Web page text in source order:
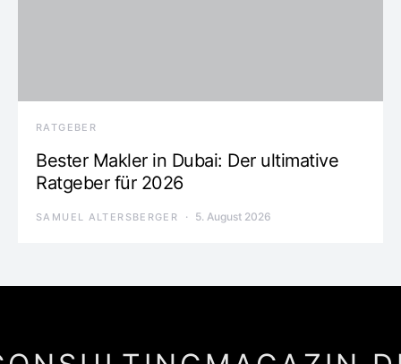
RATGEBER
Bester Makler in Dubai: Der ultimative
Ratgeber für 2026
SAMUEL ALTERSBERGER 5. August 2026